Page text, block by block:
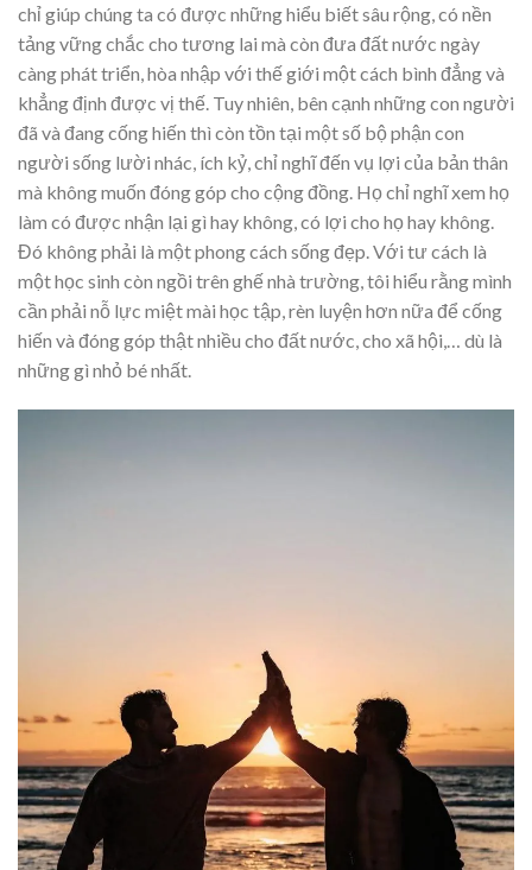
chỉ giúp chúng ta có được những hiểu biết sâu rộng, có nền
tảng vững chắc cho tương lai mà còn đưa đất nước ngày
càng phát triển, hòa nhập với thế giới một cách bình đẳng và
khẳng định được vị thế. Tuy nhiên, bên cạnh những con người
đã và đang cống hiến thì còn tồn tại một số bộ phận con
người sống lười nhác, ích kỷ, chỉ nghĩ đến vụ lợi của bản thân
mà không muốn đóng góp cho cộng đồng. Họ chỉ nghĩ xem họ
làm có được nhận lại gì hay không, có lợi cho họ hay không.
Đó không phải là một phong cách sống đẹp. Với tư cách là
một học sinh còn ngồi trên ghế nhà trường, tôi hiểu rằng mình
cần phải nỗ lực miệt mài học tập, rèn luyện hơn nữa để cống
hiến và đóng góp thật nhiều cho đất nước, cho xã hội,… dù là
những gì nhỏ bé nhất.